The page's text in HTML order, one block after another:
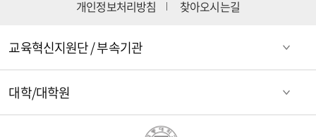
개인정보처리방침 찾아오시는길
교육혁신지원단 / 부속기관
대학/대학원